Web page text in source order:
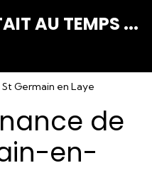
AU TEMPS ...
de
en-